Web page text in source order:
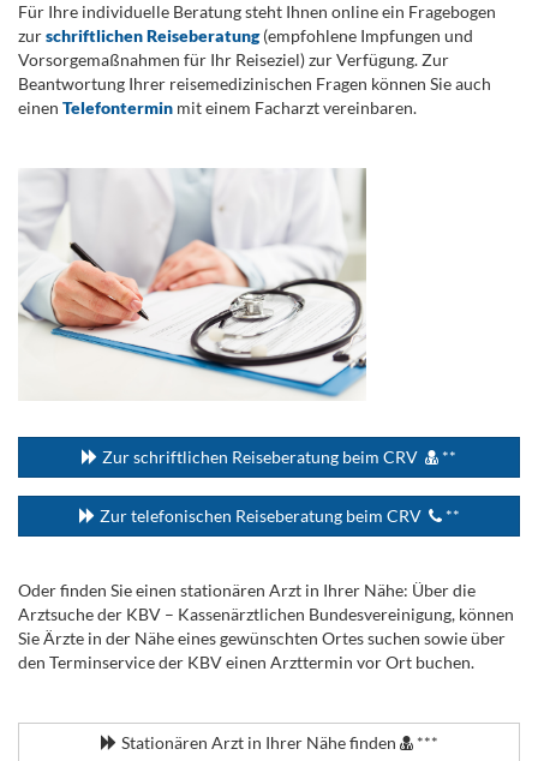
Für Ihre individuelle Beratung steht Ihnen online ein Fragebogen
zurschriftlichen Reiseberatung(empfohlene Impfungen und
Vorsorgemaßnahmen für Ihr Reiseziel) zur Verfügung. Zur
Beantwortung Ihrer reisemedizinischen Fragen können Sie auch
einen Telefontermin mit einem Facharzt vereinbaren.
Zur schriftlichen Reiseberatung beim CRV **
Zur telefonischen Reiseberatung beim CRV **
Oder finden Sie einen stationären Arzt in Ihrer Nähe: Über die
Arztsuche der KBV – Kassenärztlichen Bundesvereinigung, können
Sie Ärzte in der Nähe eines gewünschten Ortes suchen sowie über
den Terminservice der KBV einen Arzttermin vor Ort buchen.
Stationären Arzt in Ihrer Nähe finden ***